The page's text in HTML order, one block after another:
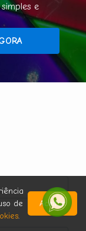
e
de
.
Aceitar